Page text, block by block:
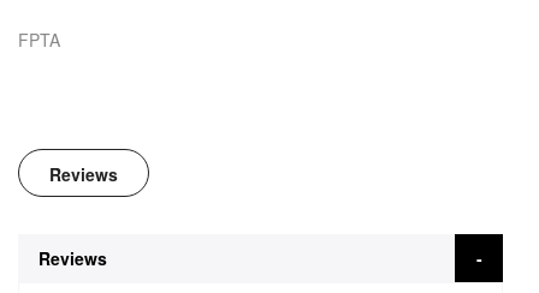
FPTA
Reviews
Reviews